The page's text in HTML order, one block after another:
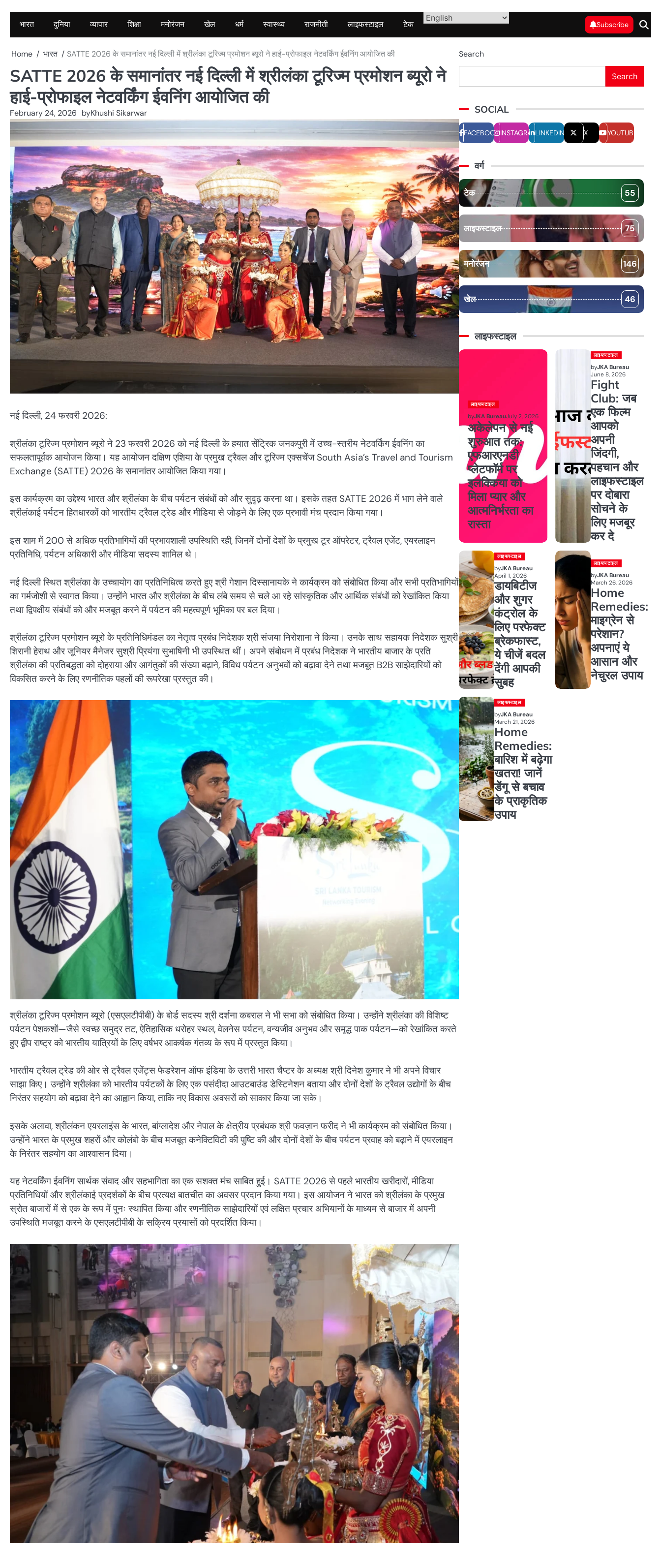
भारत दुनिया व्यापार शिक्षा मनोरंजन खेल धर्म स्वास्थ्य राजनीती लाइफस्टाइल टेक Subscribe
Home भारत SATTE 2026 के समानांतर नई दिल्ली में श्रीलंका टूरिज्म प्रमोशन ब्यूरो ने हाई-प्रोफाइल नेटवर्किंग ईवनिंग आयोजित की
SATTE 2026 के समानांतर नई दिल्ली में श्रीलंका टूरिज्म प्रमोशन ब्यूरो ने
हाई-प्रोफाइल नेटवर्किंग ईवनिंग आयोजित की
February 24, 2026 byKhushi Sikarwar
नई दिल्ली, 24 फरवरी 2026:
श्रीलंका टूरिज्म प्रमोशन ब्यूरो ने 23 फरवरी 2026 को नई दिल्ली के हयात सेंट्रिक जनकपुरी में उच्च-स्तरीय नेटवर्किंग ईवनिंग का
सफलतापूर्वक आयोजन किया। यह आयोजन दक्षिण एशिया के प्रमुख ट्रैवल और टूरिज्म एक्सचेंज South Asia’s Travel and Tourism
Exchange (SATTE) 2026 के समानांतर आयोजित किया गया।
इस कार्यक्रम का उद्देश्य भारत और श्रीलंका के बीच पर्यटन संबंधों को और सुदृढ़ करना था। इसके तहत SATTE 2026 में भाग लेने वाले
श्रीलंकाई पर्यटन हितधारकों को भारतीय ट्रैवल ट्रेड और मीडिया से जोड़ने के लिए एक प्रभावी मंच प्रदान किया गया।
इस शाम में 200 से अधिक प्रतिभागियों की प्रभावशाली उपस्थिति रही, जिनमें दोनों देशों के प्रमुख टूर ऑपरेटर, ट्रैवल एजेंट, एयरलाइन
प्रतिनिधि, पर्यटन अधिकारी और मीडिया सदस्य शामिल थे।
नई दिल्ली स्थित श्रीलंका के उच्चायोग का प्रतिनिधित्व करते हुए श्री गेशान दिस्सानायके ने कार्यक्रम को संबोधित किया और सभी प्रतिभागियों
का गर्मजोशी से स्वागत किया। उन्होंने भारत और श्रीलंका के बीच लंबे समय से चले आ रहे सांस्कृतिक और आर्थिक संबंधों को रेखांकित किया
तथा द्विपक्षीय संबंधों को और मजबूत करने में पर्यटन की महत्वपूर्ण भूमिका पर बल दिया।
श्रीलंका टूरिज्म प्रमोशन ब्यूरो के प्रतिनिधिमंडल का नेतृत्व प्रबंध निदेशक श्री संजया निरोशाना ने किया। उनके साथ सहायक निदेशक सुश्री
शिरानी हेराथ और जूनियर मैनेजर सुश्री प्रियंगा सुभाषिनी भी उपस्थित थीं। अपने संबोधन में प्रबंध निदेशक ने भारतीय बाजार के प्रति
श्रीलंका की प्रतिबद्धता को दोहराया और आगंतुकों की संख्या बढ़ाने, विविध पर्यटन अनुभवों को बढ़ावा देने तथा मजबूत B2B साझेदारियों को
विकसित करने के लिए रणनीतिक पहलों की रूपरेखा प्रस्तुत की।
श्रीलंका टूरिज्म प्रमोशन ब्यूरो (एसएलटीपीबी) के बोर्ड सदस्य श्री दर्शना कबराल ने भी सभा को संबोधित किया। उन्होंने श्रीलंका की विशिष्ट
पर्यटन पेशकशों—जैसे स्वच्छ समुद्र तट, ऐतिहासिक धरोहर स्थल, वेलनेस पर्यटन, वन्यजीव अनुभव और समृद्ध पाक पर्यटन—को रेखांकित करते
हुए द्वीप राष्ट्र को भारतीय यात्रियों के लिए वर्षभर आकर्षक गंतव्य के रूप में प्रस्तुत किया।
भारतीय ट्रैवल ट्रेड की ओर से ट्रैवल एजेंट्स फेडरेशन ऑफ इंडिया के उत्तरी भारत चैप्टर के अध्यक्ष श्री दिनेश कुमार ने भी अपने विचार
साझा किए। उन्होंने श्रीलंका को भारतीय पर्यटकों के लिए एक पसंदीदा आउटबाउंड डेस्टिनेशन बताया और दोनों देशों के ट्रैवल उद्योगों के बीच
निरंतर सहयोग को बढ़ावा देने का आह्वान किया, ताकि नए विकास अवसरों को साकार किया जा सके।
इसके अलावा, श्रीलंकन एयरलाइंस के भारत, बांग्लादेश और नेपाल के क्षेत्रीय प्रबंधक श्री फवज़ान फरीद ने भी कार्यक्रम को संबोधित किया।
उन्होंने भारत के प्रमुख शहरों और कोलंबो के बीच मजबूत कनेक्टिविटी की पुष्टि की और दोनों देशों के बीच पर्यटन प्रवाह को बढ़ाने में एयरलाइन
के निरंतर सहयोग का आश्वासन दिया।
यह नेटवर्किंग ईवनिंग सार्थक संवाद और सहभागिता का एक सशक्त मंच साबित हुई। SATTE 2026 से पहले भारतीय खरीदारों, मीडिया
प्रतिनिधियों और श्रीलंकाई प्रदर्शकों के बीच प्रत्यक्ष बातचीत का अवसर प्रदान किया गया। इस आयोजन ने भारत को श्रीलंका के प्रमुख
स्रोत बाजारों में से एक के रूप में पुनः स्थापित किया और रणनीतिक साझेदारियों एवं लक्षित प्रचार अभियानों के माध्यम से बाजार में अपनी
उपस्थिति मजबूत करने के एसएलटीपीबी के सक्रिय प्रयासों को प्रदर्शित किया।
Search
Search
SOCIAL
FACEBOOKINSTAGRAMLINKEDIN X YOUTUBE
वर्ग
टेक 55
लाइफस्टाइल 75
मनोरंजन 146
खेल 46
लाइफस्टाइल
लाइफस्टाइल
byJKA BureauJuly 2, 2026
अकेलेपन से नई
शुरुआत तक:
एफआरएनडी
प्लेटफॉर्म पर
इलक्किया को
मिला प्यार और
आत्मनिर्भरता का
रास्ता
लाइफस्टाइल
byJKA Bureau
June 8, 2026
Fight
Club: जब
एक फिल्म
आपको
अपनी
जिंदगी,
पहचान और
लाइफस्टाइल
पर दोबारा
सोचने के
लिए मजबूर
कर दे
लाइफस्टाइल
byJKA Bureau
April 1, 2026
डायबिटीज
और शुगर
कंट्रोल के
लिए परफेक्ट
ब्रेकफास्ट,
ये चीजें बदल
देंगी आपकी
सुबह
लाइफस्टाइल
byJKA Bureau
March 26, 2026
Home
Remedies:
माइग्रेन से
परेशान?
अपनाएं ये
आसान और
नेचुरल उपाय
लाइफस्टाइल
byJKA Bureau
March 21, 2026
Home
Remedies:
बारिश में बढ़ेगा
खतरा! जानें
डेंगू से बचाव
के प्राकृतिक
उपाय